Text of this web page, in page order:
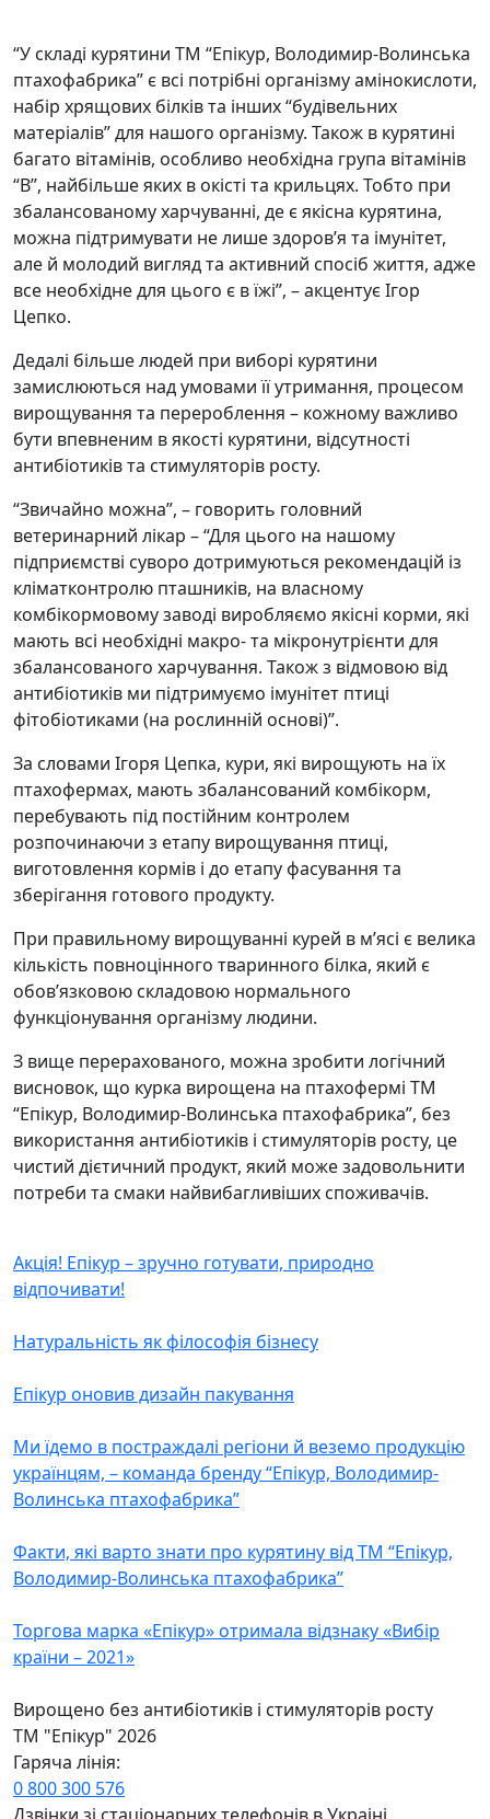
“У складі курятини ТМ “Епікур, Володимир-Волинська
птахофабрика” є всі потрібні організму амінокислоти,
набір хрящових білків та інших “будівельних
матеріалів” для нашого організму. Також в курятині
багато вітамінів, особливо необхідна група вітамінів
“В”, найбільше яких в окісті та крильцях. Тобто при
збалансованому харчуванні, де є якісна курятина,
можна підтримувати не лише здоров’я та імунітет,
але й молодий вигляд та активний спосіб життя, адже
все необхідне для цього є в їжі”, – акцентує Ігор
Цепко.
Дедалі більше людей при виборі курятини
замислюються над умовами її утримання, процесом
вирощування та перероблення – кожному важливо
бути впевненим в якості курятини, відсутності
антибіотиків та стимуляторів росту.
“Звичайно можна”, – говорить головний
ветеринарний лікар – “Для цього на нашому
підприємстві суворо дотримуються рекомендацій із
кліматконтролю пташників, на власному
комбікормовому заводі виробляємо якісні корми, які
мають всі необхідні макро- та мікронутрієнти для
збалансованого харчування. Також з відмовою від
антибіотиків ми підтримуємо імунітет птиці
фітобіотиками (на рослинній основі)”.
За словами Ігоря Цепка, кури, які вирощують на їх
птахофермах, мають збалансований комбікорм,
перебувають під постійним контролем
розпочинаючи з етапу вирощування птиці,
виготовлення кормів і до етапу фасування та
зберігання готового продукту.
При правильному вирощуванні курей в м’ясі є велика
кількість повноцінного тваринного білка, який є
обов’язковою складовою нормального
функціонування організму людини.
З вище перерахованого, можна зробити логічний
висновок, що курка вирощена на птахофермі ТМ
“Епікур, Володимир-Волинська птахофабрика”, без
використання антибіотиків і стимуляторів росту, це
чистий дієтичний продукт, який може задовольнити
потреби та смаки найвибагливіших споживачів.
Акція! Епікур – зручно готувати, природно
відпочивати!
Натуральність як філософія бізнесу
Епікур оновив дизайн пакування
Ми їдемо в постраждалі регіони й веземо продукцію
українцям, – команда бренду “Епікур, Володимир-
Волинська птахофабрика”
Факти, які варто знати про курятину від ТМ “Епікур,
Володимир-Волинська птахофабрика”
Торгова марка «Епікур» отримала відзнаку «Вибір
країни – 2021»
Вирощено без антибiотикiв i стимуляторiв росту
ТМ "Епікур" 2026
Гаряча лiнiя:
0 800 300 576